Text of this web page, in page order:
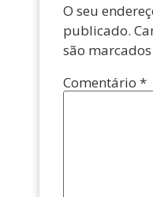
O seu
publicado.
são
Comentário *